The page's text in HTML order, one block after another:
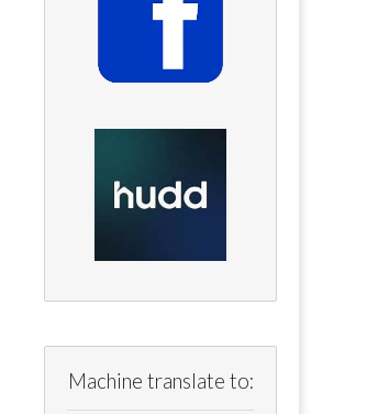
Machine translate to: